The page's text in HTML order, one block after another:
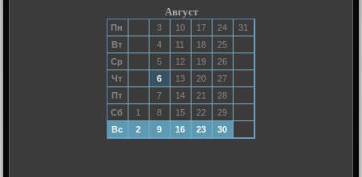
Август
Пн 3 10 17 24
31
Вт
4 11 18
25
Ср
5 12 19
26
Чт
6 13 20
27
Пт
7 14 21
28
Сб
1 8 15 22
29
Вс
2 9 16 23 30